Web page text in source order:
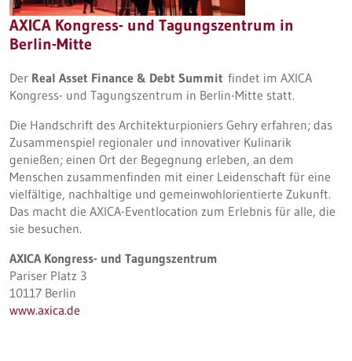
AXICA Kongress- und Tagungszentrum in
Berlin-Mitte
Der Real Asset Finance & Debt Summit findet im AXICA
Kongress- und Tagungszentrum in Berlin-Mitte statt.
Die Handschrift des Architekturpioniers Gehry erfahren; das
Zusammenspiel regionaler und innovativer Kulinarik
genießen; einen Ort der Begegnung erleben, an dem
Menschen zusammenfinden mit einer Leidenschaft für eine
vielfältige, nachhaltige und gemeinwohlorientierte Zukunft.
Das macht die AXICA-Eventlocation zum Erlebnis für alle, die
sie besuchen.
AXICA Kongress- und Tagungszentrum
Pariser Platz 3
10117 Berlin
www.axica.de